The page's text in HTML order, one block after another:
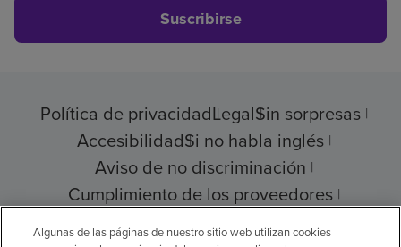
Suscribirse
Política de privacidadLegalSin sorpresas
AccesibilidadSi no habla inglés
Aviso de no discriminación
Cumplimiento de los proveedores
Transparencia de precios
Algunas de las páginas de nuestro sitio web utilizan cookies